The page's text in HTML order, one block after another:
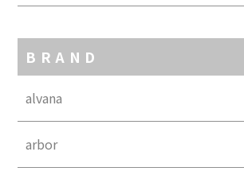
BRAND
alvana
arbor